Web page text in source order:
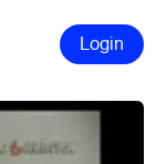
Login